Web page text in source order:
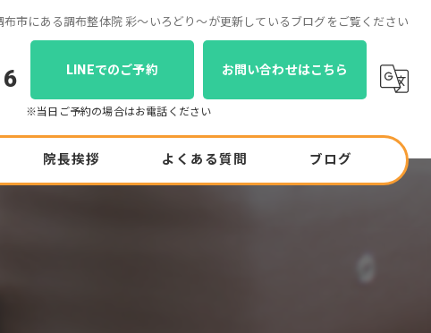
市にある調布整体院 彩～いろどり～が更新しているブログをご覧ください
LINEでのご予約 お問い合わせはこちら
院長挨拶 よくある質問 ブログ